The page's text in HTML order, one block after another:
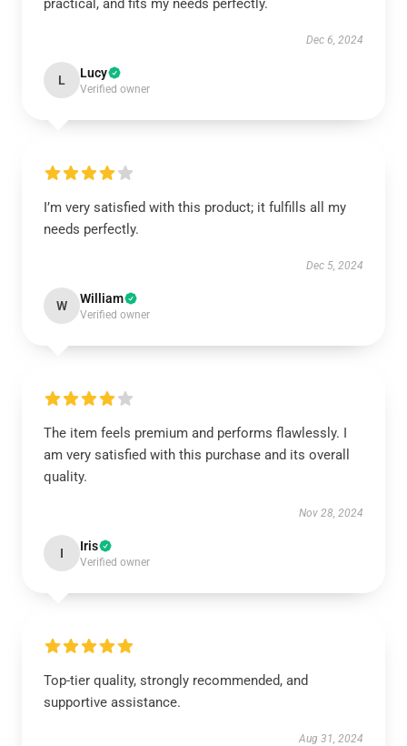
practical, and fits my needs perfectly.
Dec 6, 2024
L Lucy
Verified owner
I’m very satisfied with this product; it fulfills all my
needs perfectly.
Dec 5, 2024
W William
Verified owner
The item feels premium and performs flawlessly. I
am very satisfied with this purchase and its overall
quality.
Nov 28, 2024
I Iris
Verified owner
Top-tier quality, strongly recommended, and
supportive assistance.
Aug 31, 2024